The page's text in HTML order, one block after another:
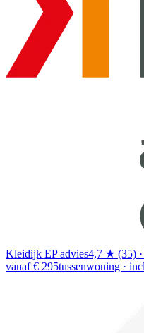
Kleidijk EP advies4,7 ★ (35)
vanaf € 295tussenwoning ·